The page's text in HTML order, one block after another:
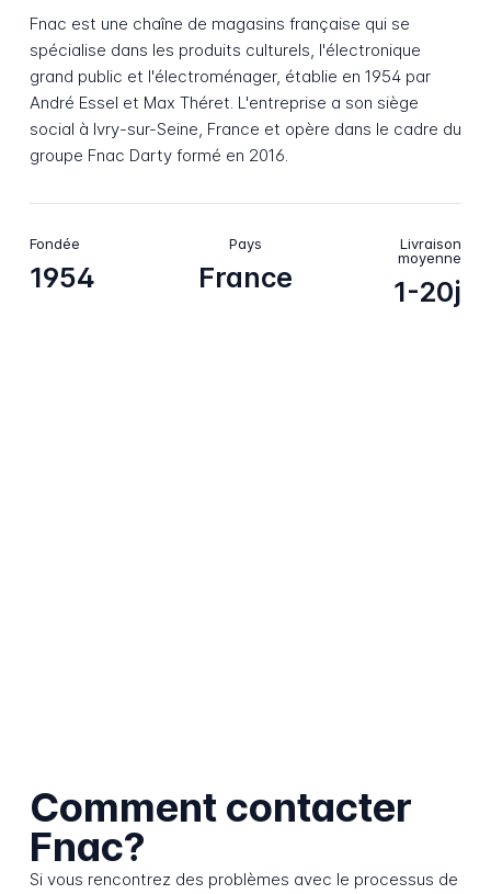
Fnac est une chaîne de magasins française qui se
spécialise dans les produits culturels, l'électronique
grand public et l'électroménager, établie en 1954 par
André Essel et Max Théret. L'entreprise a son siège
social à Ivry-sur-Seine, France et opère dans le cadre du
groupe Fnac Darty formé en 2016.
Fondée
1954
Pays
France
Livraison
moyenne
1-20j
Comment contacter
Fnac?
Si vous rencontrez des problèmes avec le processus de